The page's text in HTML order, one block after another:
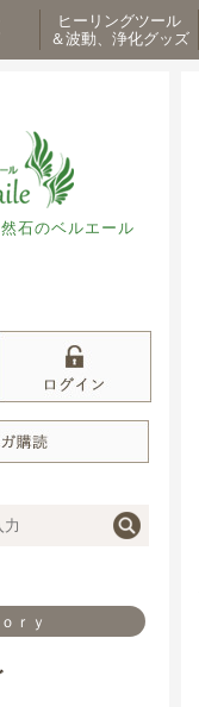
ヒーリングツール
＆波動、浄化グッズ
石のベルエール
ｒｙ